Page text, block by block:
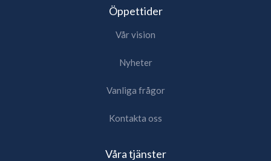
Öppettider
Vår vision
Nyheter
Vanliga frågor
Kontakta oss
Våra tjänster